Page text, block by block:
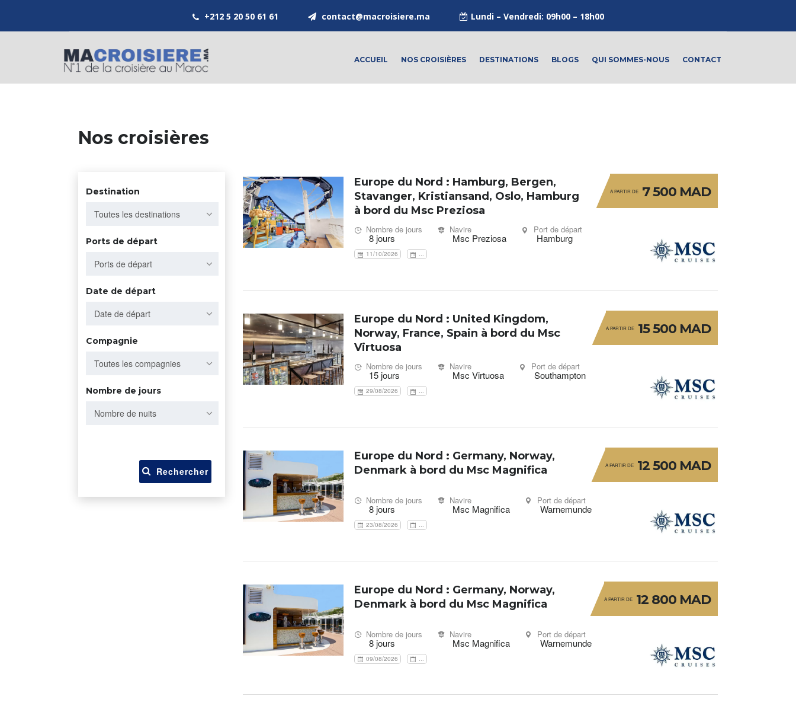
Lundi – Vendredi: 09h00 – 18h00
contact@macroisiere.ma
+212 5 20 50 61 61
ACCUEIL NOS CROISIÈRES DESTINATIONS BLOGS QUI SOMMES-NOUS CONTACT
Nos croisières
Destination
Toutes les destinations
Ports de départ
Ports de départ
Date de départ
Date de départ
Compagnie
Toutes les compagnies
Nombre de jours
Nombre de nuits
Rechercher
A PARTIR DE 7 500 MAD
Europe du Nord : Hamburg, Bergen,
Stavanger, Kristiansand, Oslo, Hamburg
à bord du Msc Preziosa
Nombre de jours
8 jours
Navire
Msc Preziosa
Port de départ
Hamburg
11/10/2026 ...
A PARTIR DE 15 500 MAD
Europe du Nord : United Kingdom,
Norway, France, Spain à bord du Msc
Virtuosa
Nombre de jours
15 jours
Navire
Msc Virtuosa
Port de départ
Southampton
29/08/2026 ...
A PARTIR DE 12 500 MAD
Europe du Nord : Germany, Norway,
Denmark à bord du Msc Magnifica
Nombre de jours
8 jours
Navire
Msc Magnifica
Port de départ
Warnemunde
23/08/2026 ...
A PARTIR DE 12 800 MAD
Europe du Nord : Germany, Norway,
Denmark à bord du Msc Magnifica
Nombre de jours
8 jours
Navire
Msc Magnifica
Port de départ
Warnemunde
09/08/2026